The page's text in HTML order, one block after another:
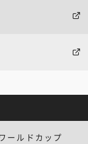
ールドカップ